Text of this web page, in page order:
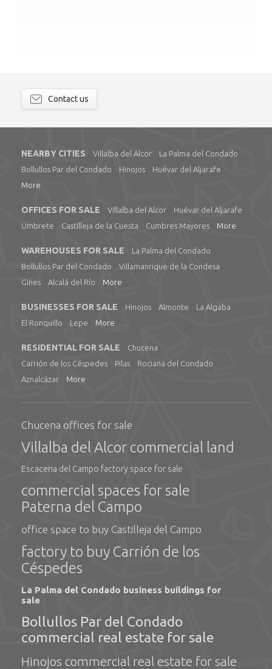
Contact us
NEARBY CITIES Villalba del Alcor
La Palma del Condado
Bollullos Par del Condado
Hinojos
Huévar del Aljarafe
More
OFFICES FOR SALE Villalba del Alcor
Huévar del Aljarafe
Umbrete
Castilleja de la Cuesta Cumbres Mayores More
WAREHOUSES FOR SALE
La Palma del Condado
Bollullos Par del Condado
Villamanrique de la Condesa
Gines
Alcalá del Río More
BUSINESSES FOR SALE Hinojos Almonte
La Algaba
El Ronquillo
Lepe More
RESIDENTIAL FOR SALE
Chucena
Carrión de los Céspedes
Pilas
Rociana del Condado
Aznalcázar
More
Chucena offices for sale
Villalba del Alcor commercial land
Escacena del Campo factory space for sale
commercial spaces for sale
Paterna del Campo
office space to buy Castilleja del Campo
factory to buy Carrión de los
Céspedes
La Palma del Condado business buildings for
sale
Bollullos Par del Condado
commercial real estate for sale
Hinojos commercial real estate for sale